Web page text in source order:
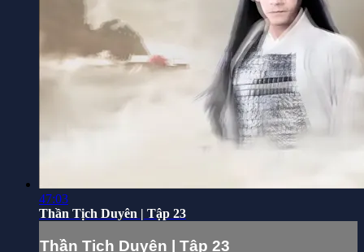
47:03
Thần Tịch Duyên | Tập 23
Thần Tịch Duyên | Tập 23